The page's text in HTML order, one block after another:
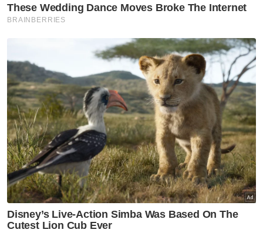
"Pada hari ini, dalam mendepani arus
teknologi digital dan komunikasi termasuklah
perkembangan kecerdasan buatan (AI), satu
pendekatan baharu perlu diperkuatkan
dalam menangani isu sosial dan mengangkat